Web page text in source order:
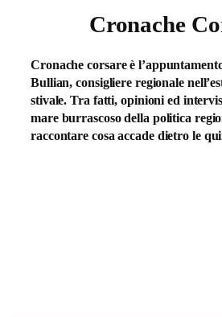
Cronache
Cronache corsare è
Bullian, consigliere regionale
stivale. Tra fatti, opinioni ed
mare burrascoso della politica
raccontare cosa accade dietro le